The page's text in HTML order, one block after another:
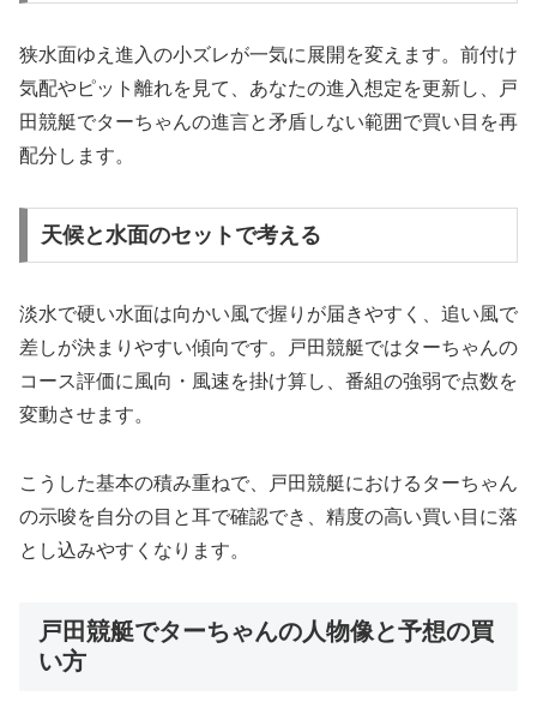
狭水面ゆえ進入の小ズレが一気に展開を変えます。前付け
気配やピット離れを見て、あなたの進入想定を更新し、戸
田競艇でターちゃんの進言と矛盾しない範囲で買い目を再
配分します。
天候と水面のセットで考える
淡水で硬い水面は向かい風で握りが届きやすく、追い風で
差しが決まりやすい傾向です。戸田競艇ではターちゃんの
コース評価に風向・風速を掛け算し、番組の強弱で点数を
変動させます。
こうした基本の積み重ねで、戸田競艇におけるターちゃん
の示唆を自分の目と耳で確認でき、精度の高い買い目に落
とし込みやすくなります。
戸田競艇でターちゃんの人物像と予想の買
い方